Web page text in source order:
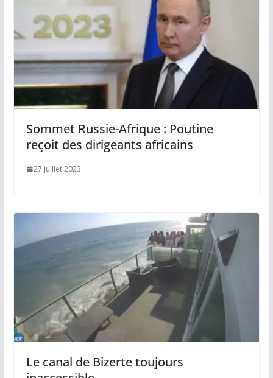
Sommet Russie-Afrique : Poutine
reçoit des dirigeants africains
27 juillet 2023
Le canal de Bizerte toujours